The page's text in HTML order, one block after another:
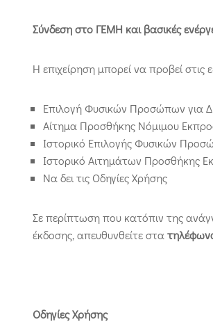
Σύνδεση στο ΓΕΜΗ και βασικές
Η επιχείρηση μπορεί να προβεί στις
Επιλογή Φυσικών Προσώπων για
Αίτημα Προσθήκης Νόμιμου
Ιστορικό Επιλογής Φυσικών
Ιστορικό Αιτημάτων Προσθήκης
Να δει τις Οδηγίες Χρήσης
Σε περίπτωση που κατόπιν της
έκδοσης, απευθυνθείτε στα
Οδηγίες Χρήσης